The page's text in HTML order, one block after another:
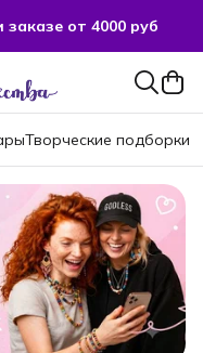
от 4000 руб
от 4000 руб
Творческие подборки